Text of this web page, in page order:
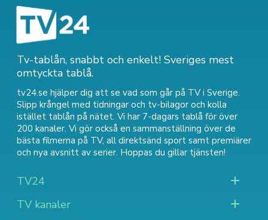
Tv-tablån, snabbt och enkelt! Sveriges mest
omtyckta tablå.
tv24.se hjälper dig att se vad som går på TV i Sverige.
Slipp krångel med tidningar och tv-bilagor och kolla
istället tablån på nätet. Vi har 7-dagars tablå för över
200 kanaler. Vi gör också en sammanställning över de
bästa filmerna på TV, all direktsänd sport samt premiärer
och nya avsnitt av serier. Hoppas du gillar tjänsten!
TV24
TV kanaler